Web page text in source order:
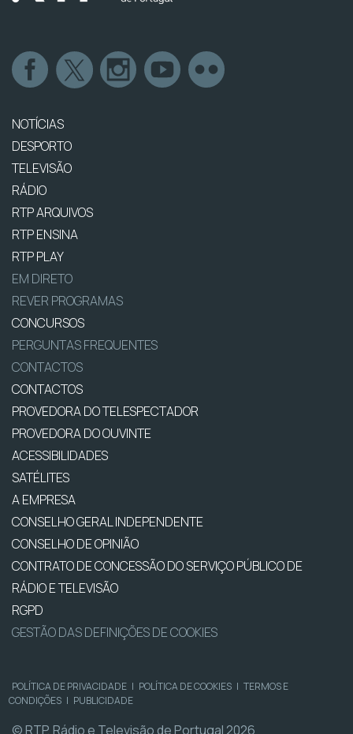
NOTÍCIAS
DESPORTO
TELEVISÃO
RÁDIO
RTP ARQUIVOS
RTP ENSINA
RTP PLAY
EM DIRETO
REVER PROGRAMAS
CONCURSOS
PERGUNTAS FREQUENTES
CONTACTOS
CONTACTOS
PROVEDORA DO TELESPECTADOR
PROVEDORA DO OUVINTE
ACESSIBILIDADES
SATÉLITES
A EMPRESA
CONSELHO GERAL INDEPENDENTE
CONSELHO DE OPINIÃO
CONTRATO DE CONCESSÃO DO SERVIÇO PÚBLICO DE
RÁDIO E TELEVISÃO
RGPD
GESTÃO DAS DEFINIÇÕES DE COOKIES
POLÍTICA DE PRIVACIDADE | POLÍTICA DE COOKIES | TERMOS E
CONDIÇÕES | PUBLICIDADE
© RTP, Rádio e Televisão de Portugal 2026